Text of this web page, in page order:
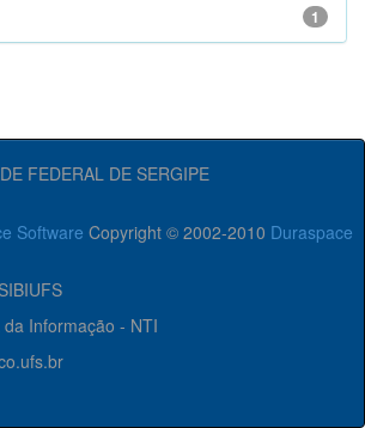
1
FEDERAL DE SERGIPE
Software Copyright © 2002-2010 Duraspace
Informação - NTI